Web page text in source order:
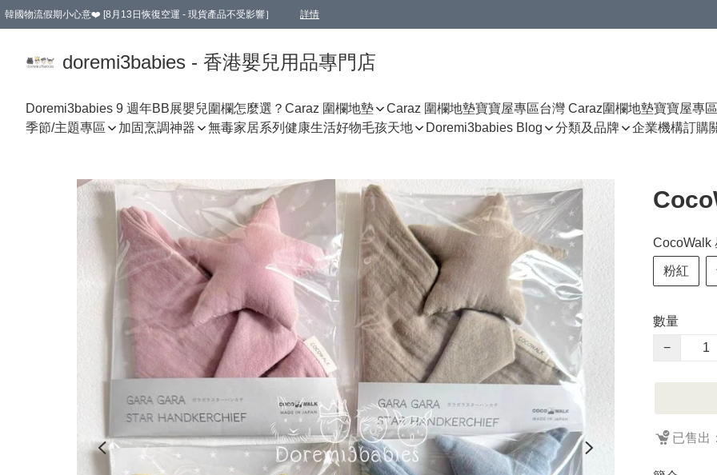
韓國物流假期小心意❤️ [8月13日恢復空運 - 現貨產品不受影響］ 詳情
doremi3babies - 香港嬰兒用品專門店
Doremi3babies 9 週年BB展嬰兒圍欄怎麼選？ Caraz 圍欄地墊 Caraz 圍欄地墊寶寶屋專區台灣 Caraz圍欄地墊寶寶屋專區
季節/主題專區
加固烹調神器 無毒家居系列 健康生活好物毛孩天地 Doremi3babies Blog 分類及品牌 企業機構訂購
CocoWalk
粉紅
數量
−
已售出